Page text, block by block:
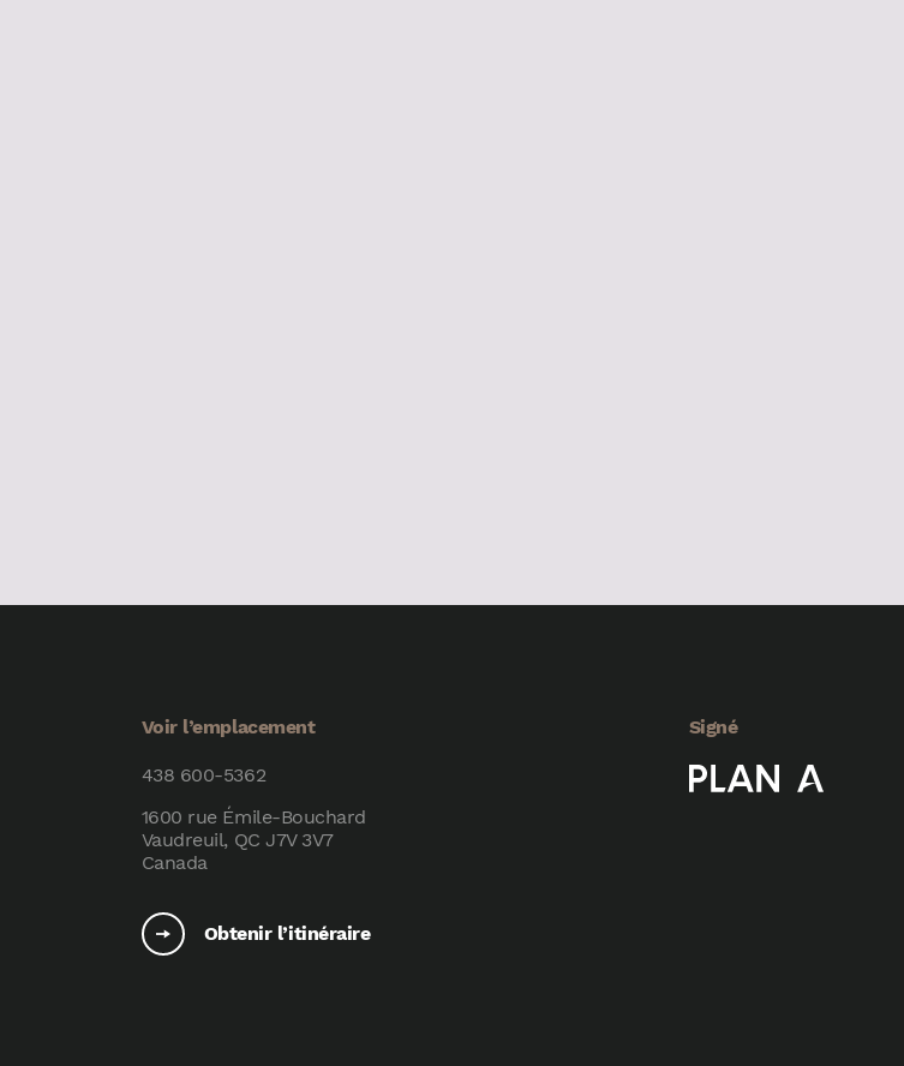
Voir l’emplacement
438 600-5362
1600 rue Émile-Bouchard
Vaudreuil, QC J7V 3V7
Canada
Obtenir l’itinéraire
Signé